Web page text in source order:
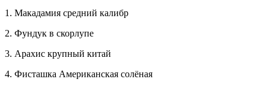
1. Макадамия средний калибр
2. Фундук в скорлупе
3. Арахис крупный китай
4. Фисташка Американская солёная